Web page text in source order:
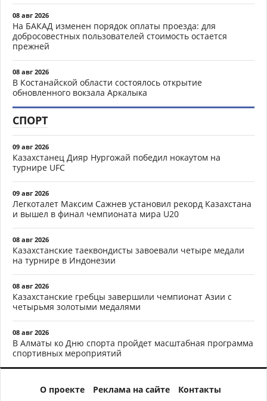
08 авг 2026
На БАКАД изменен порядок оплаты проезда: для
добросовестных пользователей стоимость остается
прежней
08 авг 2026
В Костанайской области состоялось открытие
обновленного вокзала Аркалыка
СПОРТ
09 авг 2026
Казахстанец Дияр Нургожай победил нокаутом на
турнире UFC
09 авг 2026
Легкоталет Максим Сажнев установил рекорд Казахстана
и вышел в финал чемпионата мира U20
08 авг 2026
Казахстанские таеквондисты завоевали четыре медали
на турнире в Индонезии
08 авг 2026
Казахстанские гребцы завершили чемпионат Азии с
четырьмя золотыми медалями
08 авг 2026
В Алматы ко Дню спорта пройдет масштабная программа
спортивных мероприятий
О проекте Реклама на сайте Контакты